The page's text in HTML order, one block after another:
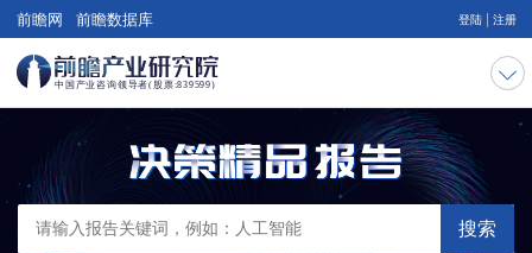
前瞻网 前瞻数据库 登陆 注册
搜索